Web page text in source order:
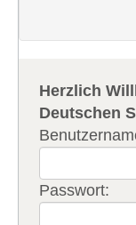
Herzlich
Deutschen
Passwort: